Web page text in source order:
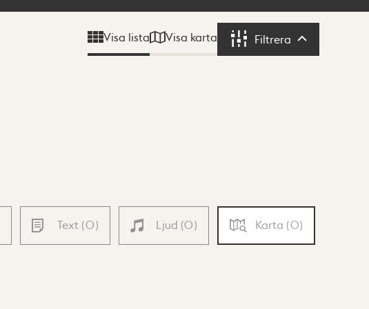
Visa lista Visa karta Filtrera Filtrera
Text (0) Ljud (0) Karta (0)